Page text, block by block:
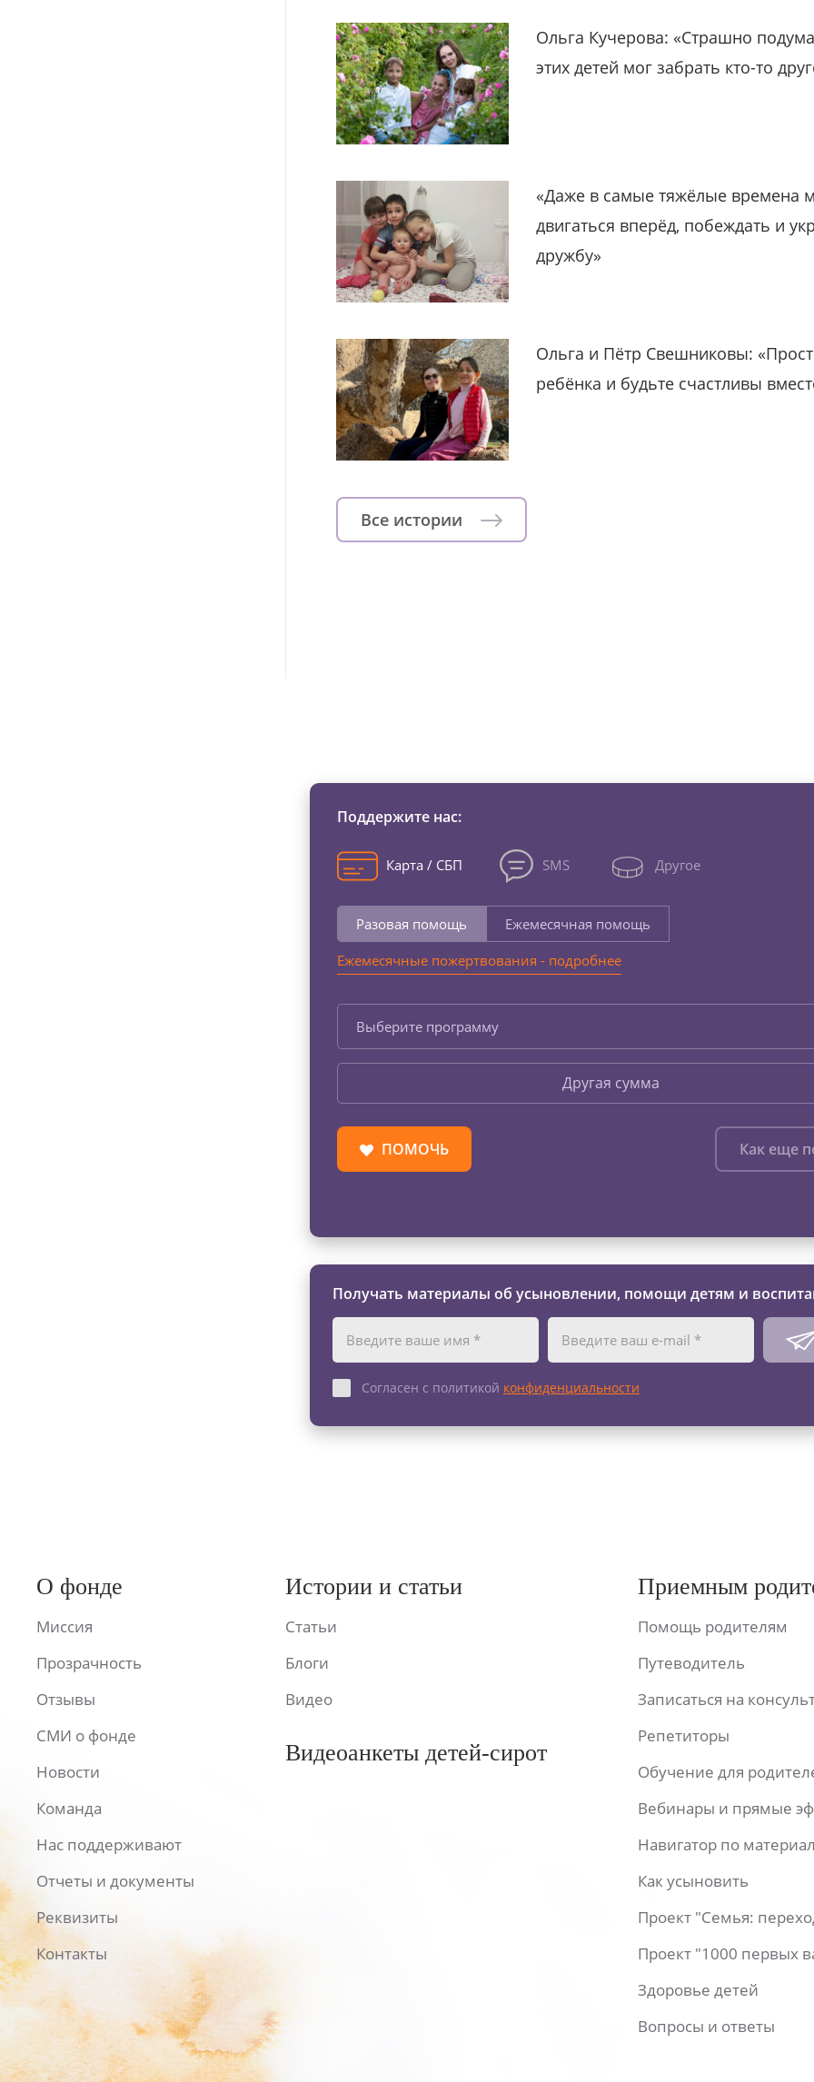
Ольга Кучерова: «Страшно
этих детей мог забрать кто-то
«Даже в самые тяжёлые времена
двигаться вперёд, побеждать и
дружбу»
Ольга и Пётр Свешниковы:
ребёнка и будьте счастливы
Все истории
Поддержите нас:
Карта / СБП SMS Другое
Разовая помощь
Ежемесячная помощь
Ежемесячные пожертвования - подробнее
Выберите программу
Другая сумма
ПОМОЧЬ Как еще
Получать материалы об усыновлении, помощи детям и
Согласен с политикой конфиденциальности
О фонде
Миссия
Прозрачность
Отзывы
СМИ о фонде
Новости
Команда
Нас поддерживают
Отчеты и документы
Реквизиты
Контакты
Истории и статьи
Статьи
Блоги
Видео
Видеоанкеты детей-сирот
Приемным
Помощь родителям
Путеводитель
Записаться на
Репетиторы
Обучение для
Вебинары и прямые
Навигатор по
Как усыновить
Проект "Семья:
Проект "1000 первых
Здоровье детей
Вопросы и ответы